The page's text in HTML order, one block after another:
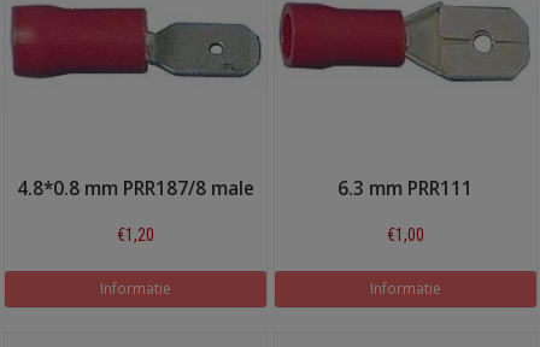
4.8*0.8 mm PRR187/8 male
€1,20
Informatie
6.3 mm PRR111
€1,00
Informatie